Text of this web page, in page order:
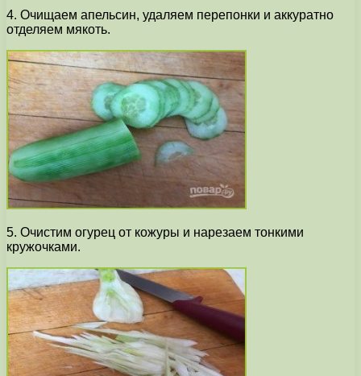
4. Очищаем апельсин, удаляем перепонки и аккуратно
отделяем мякоть.
5. Очистим огурец от кожуры и нарезаем тонкими
кружочками.